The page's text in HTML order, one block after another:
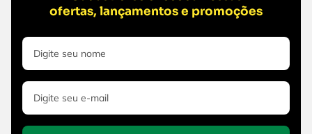
ofertas, lançamentos e promoções